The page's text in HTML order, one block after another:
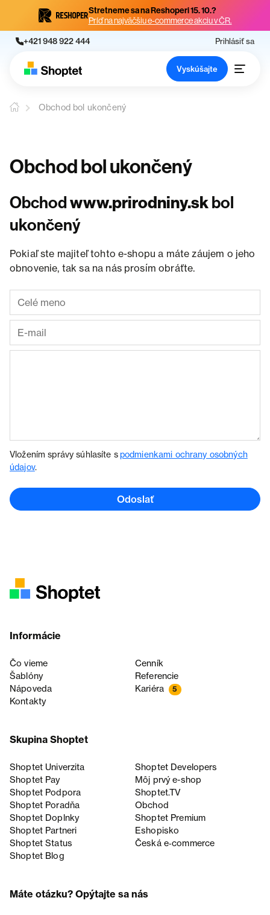
Stretneme sa na Reshoperi 15. 10.?
Príď na najväčšiu e-commerce akciu v ČR.
+421 948 922 444 Prihlásiť sa
Vyskúšajte
Obchod bol ukončený
Obchod bol ukončený
Obchodwww.prirodniny.skbol
ukončený
Pokiaľ ste majiteľ tohto e-shopu a máte záujem o jeho
obnovenie, tak sa na nás prosím obráťte.
Vložením správy súhlasíte spodmienkami ochrany osobných
údajov.
Odoslať
Informácie
Čo vieme
Cenník
Šablóny
Referencie
Nápoveda
Kariéra 5
Kontakty
Skupina Shoptet
Shoptet Univerzita
Shoptet Developers
Shoptet Pay
Môj prvý e-shop
Shoptet Podpora
Shoptet.TV
Shoptet Poradňa
Obchod
Shoptet Doplnky
Shoptet Premium
Shoptet Partneri
Eshopisko
Shoptet Status
Česká e‑commerce
Shoptet Blog
Máte otázku? Opýtajte sa nás